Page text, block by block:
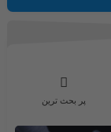
پر بحث ترین